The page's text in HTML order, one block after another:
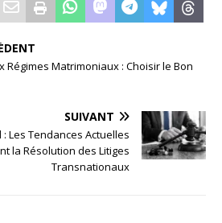
Régimes Matrimoniaux : Choisir le Bon
SUIVANT
Les Tendances Actuelles
la Résolution des Litiges
Transnationaux